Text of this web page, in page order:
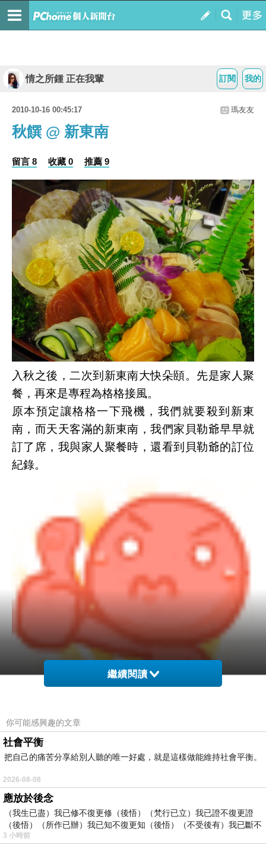
我的
訂閱
情之所鍾 正在我輩
2010-10-16 00:45:17 瑪友友
秋饌 @ 新東南
留言 8 收藏 0 推薦 9
入秋之後，二次到新東南大快朵頤。先是家人聚
餐，再來是專程為格格接風。
原本預定讓格格一下飛機，我們就要殺到新東
南，而天天客滿的新東南，我們家貝勒爺早早就
訂了席，我與家人聚餐時，還看到貝勒爺的訂位
紀錄。
但是啊! 人算不如天算，格格在香港轉機時遇到
從台灣飛去的颱風，硬是 delay了二三小時，所
以只好取消新東南。（不過，等格格到了台北，
我們還是陪同離鄉多時的格格到士林夜市解解
饞。）
新東南之約，於是延期（怎麼可以不去呢!!）
繼續閱讀
你可能感興趣的文章
社會平衡
把自己的痛苦分享給別人聽的唯一好處，就是這樣做能維持社會平衡。
2026-08-08
應放於後念
（我生已盡）我已修不復更修（後悟）（梵行已立）我已證不復更證
（後悟）（所作已辦）我已知不復更知（後悟）（不受後有）我已斷不
復
3 小時前